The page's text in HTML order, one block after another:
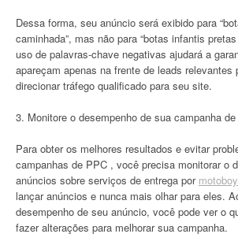
Dessa forma, seu anúncio será exibido para
caminhada”, mas não para “botas infantis
uso de palavras-chave negativas ajudará a
apareçam apenas na frente de leads relevantes
direcionar tráfego qualificado para seu site.
3. Monitore o desempenho de sua campanha
Para obter os melhores resultados e evitar
campanhas de PPC , você precisa monitorar o
anúncios sobre serviços de entrega por motoboy
lançar anúncios e nunca mais olhar para eles.
desempenho de seu anúncio, você pode ver o
fazer alterações para melhorar sua campanha.